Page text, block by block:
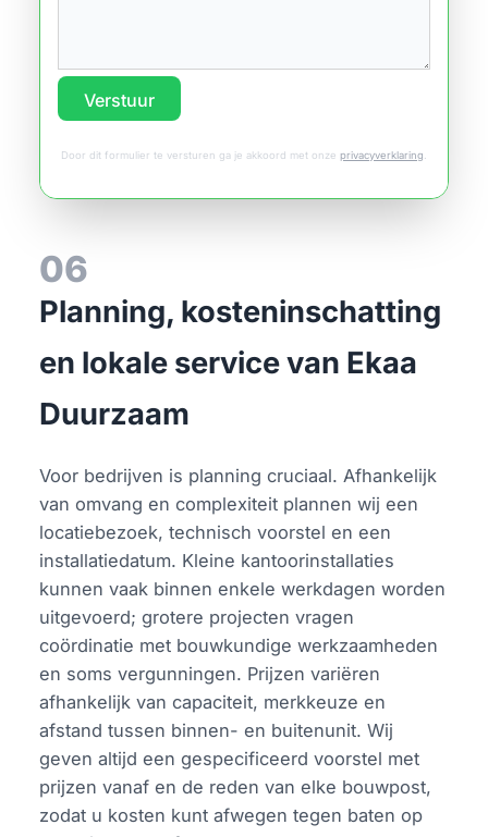
Verstuur
Door dit formulier te versturen ga je akkoord met onze privacyverklaring
06
Planning, kosteninschatting
en lokale service van Ekaa
Duurzaam
Voor bedrijven is planning cruciaal. Afhankelijk
van omvang en complexiteit plannen wij een
locatiebezoek, technisch voorstel en een
installatiedatum. Kleine kantoorinstallaties
kunnen vaak binnen enkele werkdagen worden
uitgevoerd; grotere projecten vragen
coördinatie met bouwkundige werkzaamheden
en soms vergunningen. Prijzen variëren
afhankelijk van capaciteit, merkkeuze en
afstand tussen binnen- en buitenunit. Wij
geven altijd een gespecificeerd voorstel met
prijzen vanaf en de reden van elke bouwpost,
zodat u kosten kunt afwegen tegen baten op